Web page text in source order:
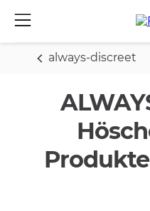
always-discreet